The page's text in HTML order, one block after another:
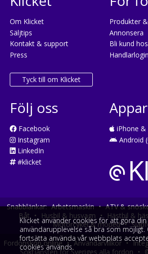
Om Klicket
Säljtips
Kontakt & support
Press
Tyck till om Klicket
Produkter
Annonsera
Bli kund
Handlarlogin
Följ oss
Facebook
Instagram
LinkedIn
#klicket
Appar
iPhone &
Android
Snabblänkar: Arbetsmaskin • ATV &
Båt • Husbil & husvagn • Hästbil &
Motorcykel & moped •
Fordonsköp online • Användarvillkor •
Söktjänsten för Sveriges alla fordon •
Klicket använder cookies för att göra din
användarupplevelse så bra som
fortsätta använda vår webbplats
cookies används.